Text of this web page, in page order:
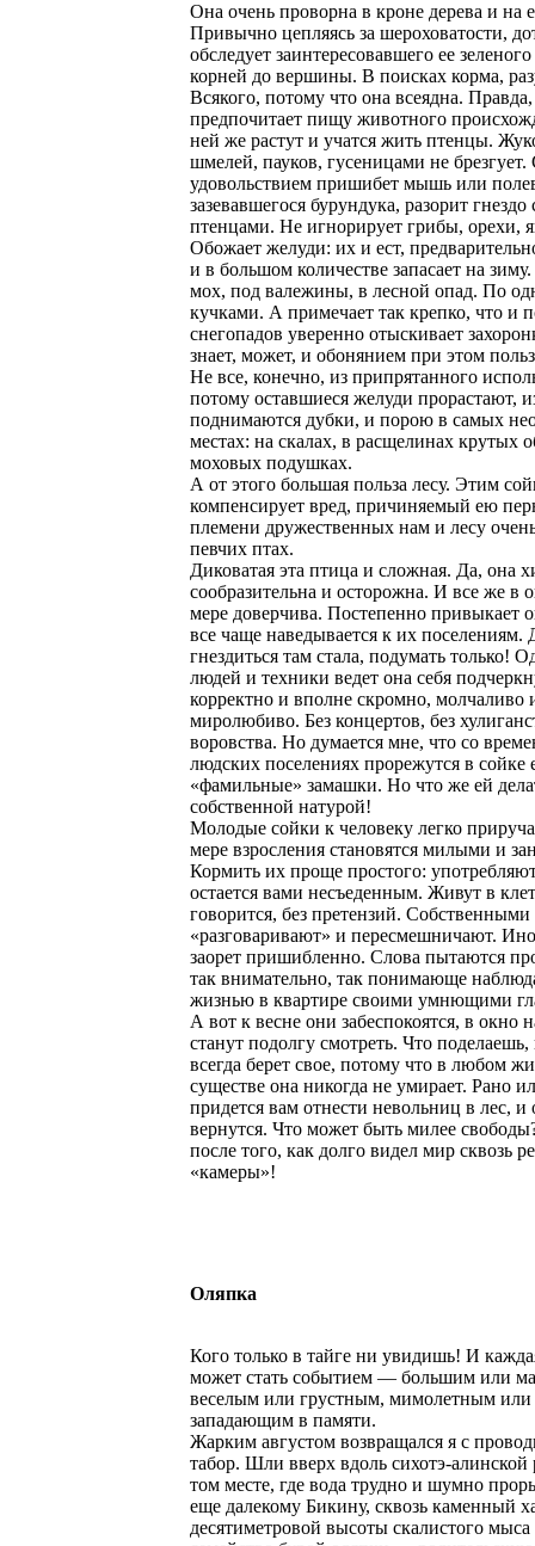
Она очень проворна в кроне дерева и на
Привычно цепляясь за шероховатости,
обследует заинтересовавшего ее
корней до вершины. В поисках корма,
Всякого, потому что она всеядна.
предпочитает пищу животного
ней же растут и учатся жить птенцы.
шмелей, пауков, гусеницами не брезгует.
удовольствием пришибет мышь или
зазевавшегося бурундука, разорит
птенцами. Не игнорирует грибы, орехи,
Обожает желуди: их и ест,
и в большом количестве запасает на
мох, под валежины, в лесной опад. По
кучками. А примечает так крепко, что и
снегопадов уверенно отыскивает
знает, может, и обонянием при этом
Не все, конечно, из припрятанного
потому оставшиеся желуди прорастают,
поднимаются дубки, и порою в самых
местах: на скалах, в расщелинах крутых
моховых подушках.
А от этого большая польза лесу. Этим
компенсирует вред, причиняемый ею
племени дружественных нам и лесу
певчих птах.
Диковатая эта птица и сложная. Да, она
сообразительна и осторожна. И все же в
мере доверчива. Постепенно привыкает
все чаще наведывается к их поселениям.
гнездиться там стала, подумать только!
людей и техники ведет она себя
корректно и вполне скромно, молчаливо
миролюбиво. Без концертов, без
воровства. Но думается мне, что со
людских поселениях прорежутся в сойке
«фамильные» замашки. Но что же ей
собственной натурой!
Молодые сойки к человеку легко
мере взросления становятся милыми и
Кормить их проще простого:
остается вами несъеденным. Живут в
говорится, без претензий. Собственными
«разговаривают» и пересмешничают.
заорет пришибленно. Слова пытаются
так внимательно, так понимающе
жизнью в квартире своими умнющими
А вот к весне они забеспокоятся, в окно
станут подолгу смотреть. Что
всегда берет свое, потому что в любом
существе она никогда не умирает. Рано
придется вам отнести невольниц в лес,
вернутся. Что может быть милее
после того, как долго видел мир сквозь
«камеры»!
Оляпка
Кого только в тайге ни увидишь! И
может стать событием — большим или
веселым или грустным, мимолетным или
западающим в памяти.
Жарким августом возвращался я с
табор. Шли вверх вдоль сихотэ-
том месте, где вода трудно и шумно
еще далекому Бикину, сквозь каменный
десятиметровой высоты скалистого мыса